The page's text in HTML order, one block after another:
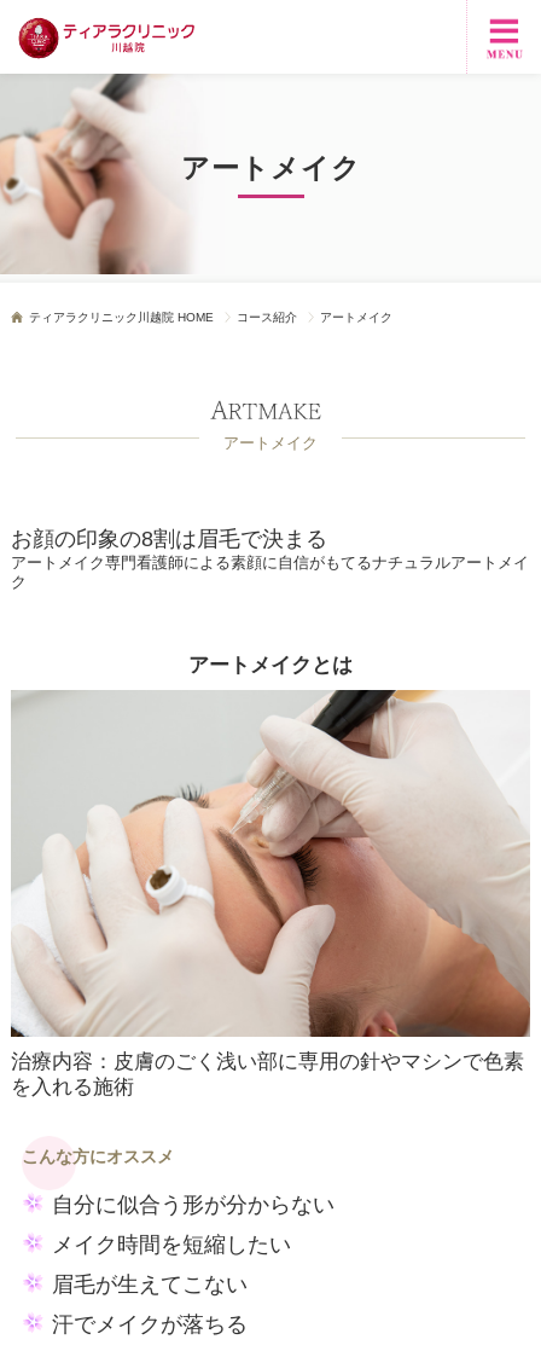
アートメイク
ティアラクリニック川越院 HOME コース紹介 アートメイク
アートメイク
お顔の印象の8割は眉毛で決まる
アートメイク専門看護師による素顔に自信がもてるナチュラルアートメイ
ク
アートメイクとは
治療内容：皮膚のごく浅い部に専用の針やマシンで色素
を入れる施術
こんな方にオススメ
自分に似合う形が分からない
メイク時間を短縮したい
眉毛が生えてこない
汗でメイクが落ちる